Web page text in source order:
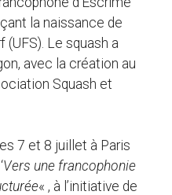
la naissance de
(UFS). Le squash a
avec la création au
Squash et
7 et 8 juillet à Paris
Vers une francophonie
« , à l’initiative de